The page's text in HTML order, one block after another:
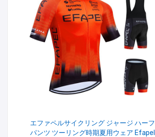
エファペルサイクリング ジャージ ハーフ
パンツ ツーリング時期夏用ウェア Efapel